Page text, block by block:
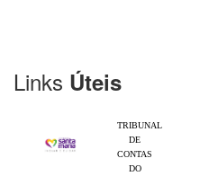
Links Úteis
TRIBUNAL
DE
CONTAS
DO